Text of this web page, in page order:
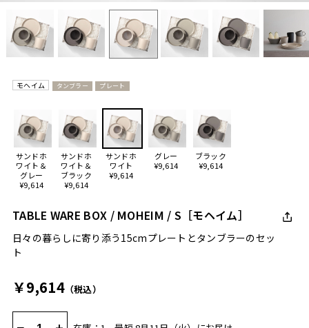
モヘイム タンブラー プレート
サンドホ
ワイト＆
グレー
¥9,614
サンドホ
ワイト＆
ブラック
¥9,614
サンドホ
ワイト
¥9,614
グレー
¥9,614
ブラック
¥9,614
TABLE WARE BOX / MOHEIM / S［モヘイム］
日々の暮らしに寄り添う15cmプレートとタンブラーのセッ
ト
￥9,614（税込）